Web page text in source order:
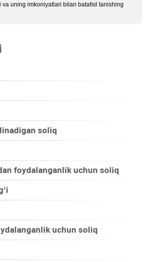
va uning imkoniyatlari bilan batafsil tanishing
soliq
foydalanganlik uchun soliq
uchun soliq